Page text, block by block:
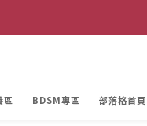
地區)
區 BDSM專區 部落格首頁